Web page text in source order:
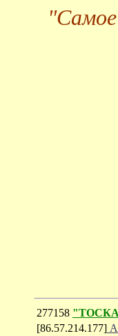
277158
[86.57.214.177]